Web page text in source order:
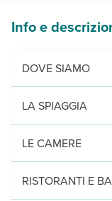
Info e
DOVE SIAMO
Watamu, a 300 m
LA SPIAGGIA
a 300 m, spiaggia
LE CAMERE
16 sistemazioni
RISTORANTI E